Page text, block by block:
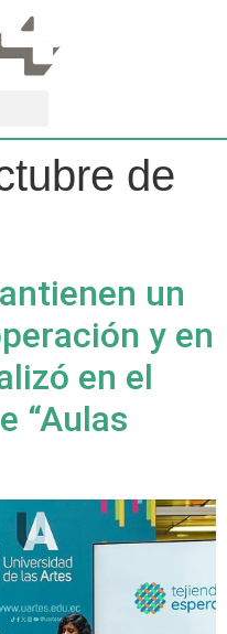
de
un
y en
en el
“Aulas